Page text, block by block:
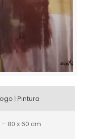
| Pintura
80 x 60 cm